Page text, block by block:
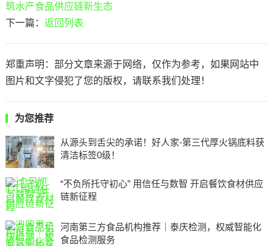
筑水产食品供应链新生态
下一篇： 返回列表
郑重声明：部分文章来源于网络，仅作为参考，如果网站中
图片和文字侵犯了您的版权，请联系我们处理！
为您推荐
从源头到舌尖的承诺！好人家-第三代厚火锅底料获
清洁标签0级！
“不负所托守初心” 用信任与数智 开启餐饮食材供应
链新征程
河南第三方食品机构推荐｜泰庆检测，权威智能化
食品检测服务